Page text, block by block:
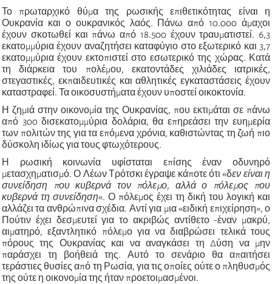
Το πρωταρχικό θύμα της ρωσικής επιθετικότητας είναι η
Ουκρανία και ο ουκρανικός λαός. Πάνω από 10.000 άμαχοι
έχουν σκοτωθεί και πάνω από 18.500 έχουν τραυματιστεί. 6,3
εκατομμύρια έχουν αναζητήσει καταφύγιο στο εξωτερικό και 3,7
εκατομμύρια έχουν εκτοπιστεί στο εσωτερικό της χώρας. Κατά
τη διάρκεια του πολέμου, εκατοντάδες χιλιάδες ιατρικές,
στεγαστικές, εκπαιδευτικές και αθλητικές εγκαταστάσεις έχουν
καταστραφεί. Τα οικοσυστήματα έχουν υποστεί οικοκτονία.
Η ζημιά στην οικονομία της Ουκρανίας, που εκτιμάται σε πάνω
από 300 δισεκατομμύρια δολάρια, θα επηρεάσει την ευημερία
των πολιτών της για τα επόμενα χρόνια, καθιστώντας τη ζωή πιο
δύσκολη ιδίως για τους φτωχότερους.
Η ρωσική κοινωνία υφίσταται επίσης έναν οδυνηρό
μετασχηματισμό. Ο Λέων Τρότσκι έγραψε κάποτε ότι «δεν είναι η
συνείδηση που κυβερνά τον πόλεμο, αλλά ο πόλεμος που
κυβερνά τη συνείδηση«. Ο πόλεμος έχει τη δική του λογική και
αλλάζει τα ανθρώπινα σχέδια. Αντί για μια «ειδική επιχείρηση», ο
Πούτιν έχει δεσμευτεί για το ακριβώς αντίθετο -έναν μακρύ,
αιματηρό, εξαντλητικό πόλεμο για να διαβρώσει τελικά τους
πόρους της Ουκρανίας και να αναγκάσει τη Δύση να μην
παράσχει τη βοήθειά της. Αυτό το σενάριο θα απαιτήσει
τεράστιες θυσίες από τη Ρωσία, για τις οποίες ούτε ο πληθυσμός
της ούτε η οικονομία της ήταν προετοιμασμένοι.